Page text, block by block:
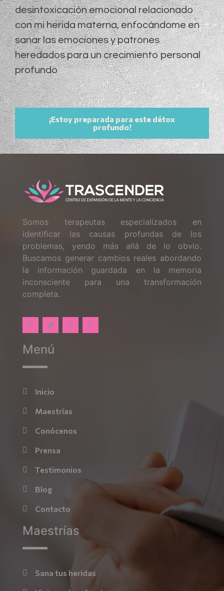
desintoxicación emocional relacionado
con mi herida materna, enfocándome en
sanar las emociones y patrones
heredados para un crecimiento personal
profundo
¡Estoy preparada para este détox
profundo!
Somos terapeutas especializados en
identificar las causas profundas de los
problemas, yendo más allá de lo obvio.
Buscamos generar cambios reales abordando
la información guardada en la memoria
inconsciente para una transformación
completa.
Menú
Inicio
Maestrías
Conócenos
Prensa
Testimonios
Blog
Contacto
Maestrías
Sana tus heridas